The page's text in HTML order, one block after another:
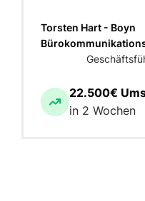
Torsten Hart - Boyn
22.500€
in 2 Wochen